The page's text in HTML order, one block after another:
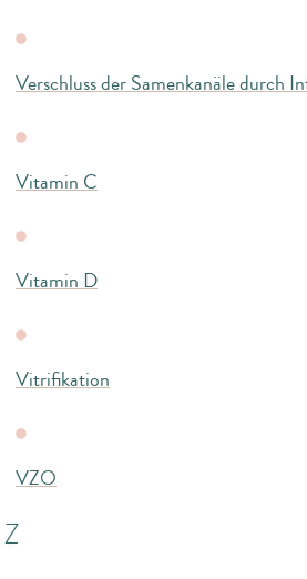
Verschluss der Samenkanäle durch
Vitamin C
Vitamin D
Vitrifikation
VZO
Z